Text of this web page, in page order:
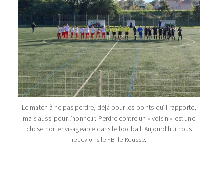
Le match à ne pas perdre, déjà pour les points qu’il rapporte,
mais aussi pour l’honneur. Perdre contre un « voisin » est une
chose non envisageable dans le football. Aujourd’hui nous
recevions le FB Ile Rousse.
…